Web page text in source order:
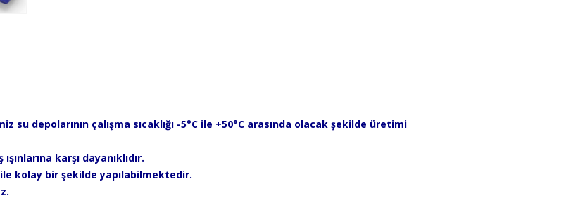
depolarının çalışma sıcaklığı -5°C ile +50°C arasında olacak şekilde üretimi
karşı dayanıklıdır.
kolay bir şekilde yapılabilmektedir.